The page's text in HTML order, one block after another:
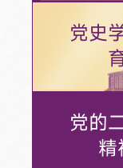
党史
党的
精